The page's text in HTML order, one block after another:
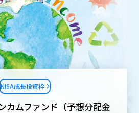
カムファンド（予想分配金
NISA成長投資枠